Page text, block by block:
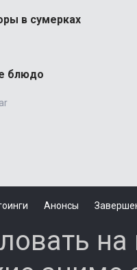
в сумерках
блюдо
Анонсы
на